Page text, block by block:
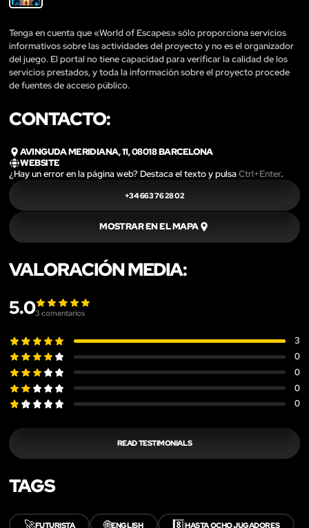
Tenga en cuenta que «World of Escapes» sólo proporciona servicios
informativos sobre las actividades del proyecto y no es el organizador
del juego. El portal no tiene capacidad para verificar la calidad de los
servicios prestados, y toda la información sobre el proyecto procede
de fuentes de acceso público.
CONTACTO:
AVINGUDA MERIDIANA, 11, 08018 BARCELONA
WEBSITE
¿Hay un error en la página web? Destaca el texto y pulsaCtrl+Enter.
+34 663 76 28 02
MOSTRAR EN EL MAPA
VALORACIÓN MEDIA:
5.03 comentarios
3
0
0
0
0
READ TESTIMONIALS
TAGS
🚀FUTURISTA 🌐ENGLISH 8️⃣HASTA OCHO JUGADORES